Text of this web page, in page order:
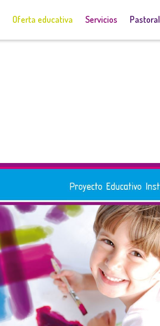
Oferta educativa Servicios Pastoral